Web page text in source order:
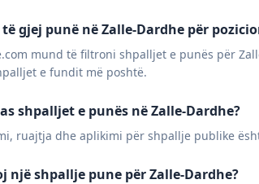
gjej punë në Zalle-Dardhe për
mund të filtroni shpalljet e punës për
e fundit më poshtë.
shpalljet e punës në Zalle-Dardhe?
ruajtja dhe aplikimi për shpallje publike
një shpallje pune për Zalle-Dardhe?